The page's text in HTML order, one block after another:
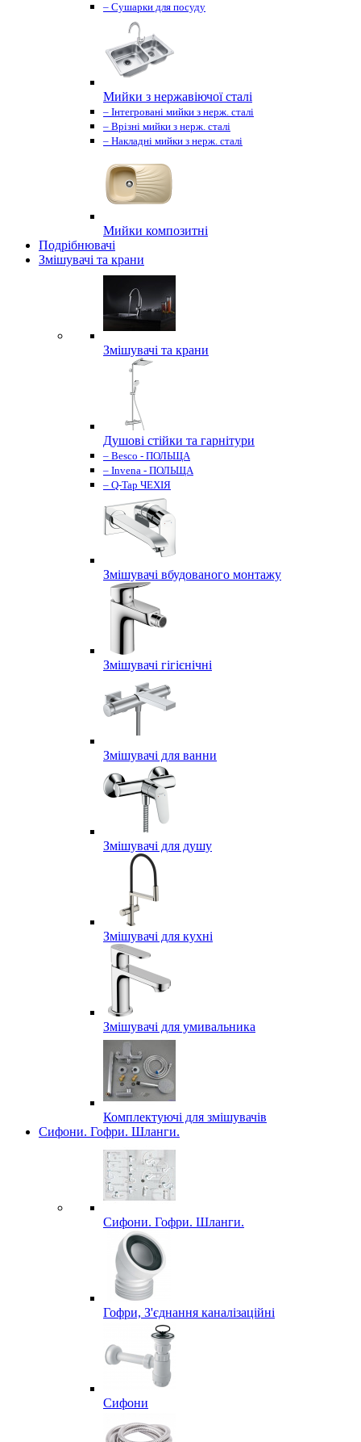
– Сушарки для посуду
Мийки з нержавіючої сталі
– Інтегровані мийки з нерж. сталі
– Врізні мийки з нерж. сталі
– Накладні мийки з нерж. сталі
Мийки композитні
Подрібнювачі
Змішувачі та крани
Змішувачі та крани
Душові стійки та гарнітури
– Besco - ПОЛЬЩА
– Invena - ПОЛЬЩА
– Q-Tap ЧЕХІЯ
Змішувачі вбудованого монтажу
Змішувачі гігієнічні
Змішувачі для ванни
Змішувачі для душу
Змішувачі для кухні
Змішувачі для умивальника
Комплектуючі для змішувачів
Сифони. Гофри. Шланги.
Сифони. Гофри. Шланги.
Гофри, З'єднання каналізаційні
Сифони